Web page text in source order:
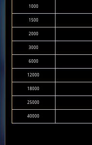
1000
1500
2000
3000
6000
12000
18000
25000
40000